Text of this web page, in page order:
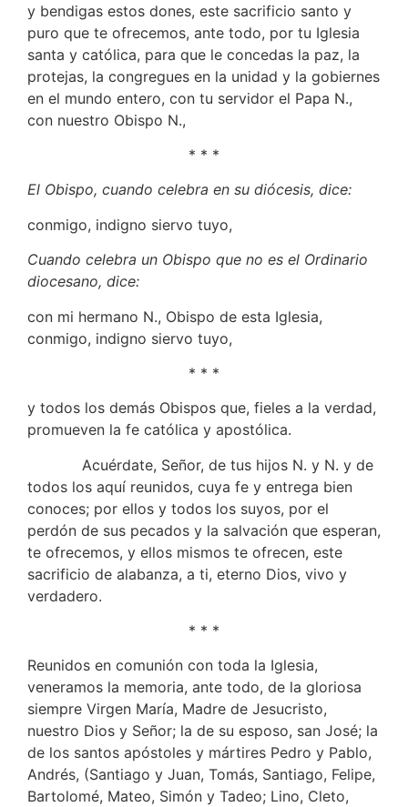
y bendigas estos dones, este sacrificio santo y
puro que te ofrecemos, ante todo, por tu Iglesia
santa y católica, para que le concedas la paz, la
protejas, la congregues en la unidad y la gobiernes
en el mundo entero, con tu servidor el Papa N.,
con nuestro Obispo N.,
* * *
El Obispo, cuando celebra en su diócesis, dice:
conmigo, indigno siervo tuyo,
Cuando celebra un Obispo que no es el Ordinario
diocesano, dice:
con mi hermano N., Obispo de esta Iglesia,
conmigo, indigno siervo tuyo,
* * *
y todos los demás Obispos que, fieles a la verdad,
promueven la fe católica y apostólica.
Acuérdate, Señor, de tus hijos N. y N. y de
todos los aquí reunidos, cuya fe y entrega bien
conoces; por ellos y todos los suyos, por el
perdón de sus pecados y la salvación que esperan,
te ofrecemos, y ellos mismos te ofrecen, este
sacrificio de alabanza, a ti, eterno Dios, vivo y
verdadero.
* * *
Reunidos en comunión con toda la Iglesia,
veneramos la memoria, ante todo, de la gloriosa
siempre Virgen María, Madre de Jesucristo,
nuestro Dios y Señor; la de su esposo, san José; la
de los santos apóstoles y mártires Pedro y Pablo,
Andrés, (Santiago y Juan, Tomás, Santiago, Felipe,
Bartolomé, Mateo, Simón y Tadeo; Lino, Cleto,